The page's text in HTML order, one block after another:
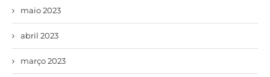
maio 2023
abril 2023
março 2023